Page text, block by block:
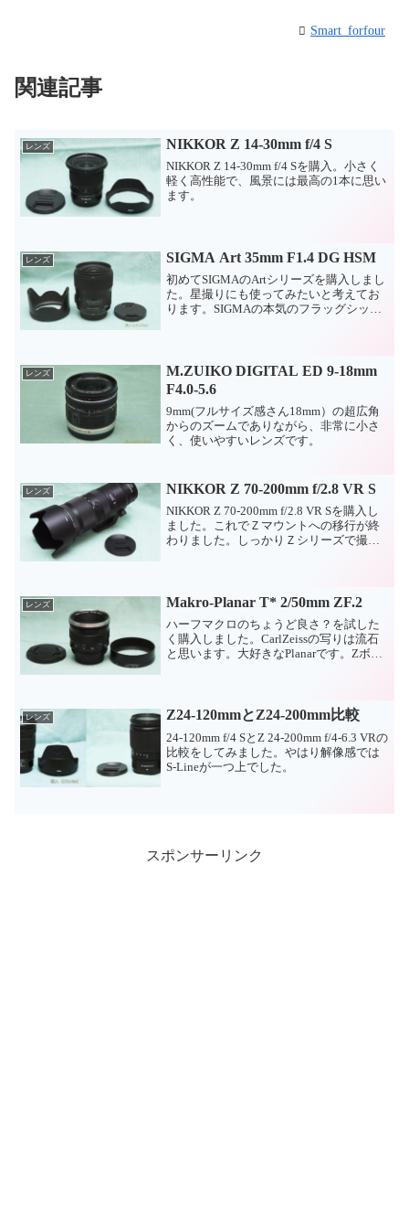
Smart_forfour
関連記事
レンズ NIKKOR Z 14-30mm f/4 S
NIKKOR Z 14-30mm f/4 Sを購入。小さく
軽く高性能で、風景には最高の1本に思い
ます。
レンズ SIGMA Art 35mm F1.4 DG HSM
初めてSIGMAのArtシリーズを購入しまし
た。星撮りにも使ってみたいと考えてお
ります。SIGMAの本気のフラッグシップ
レンズ
M.ZUIKO DIGITAL ED 9-18mm
F4.0-5.6
9mm(フルサイズ感さん18mm）の超広角
からのズームでありながら、非常に小さ
く、使いやすいレンズです。
レンズ NIKKOR Z 70-200mm f/2.8 VR S
NIKKOR Z 70-200mm f/2.8 VR Sを購入し
ました。これでＺマウントへの移行が終
わりました。しっかりＺシリーズで撮影
レンズ Makro-Planar T* 2/50mm ZF.2
ハーフマクロのちょうど良さ？を試した
く購入しました。CarlZeissの写りは流石
と思います。大好きなPlanarです。Zボデ
レンズ Z24-120mmとZ24-200mm比較
24-120mm f/4 SとZ 24-200mm f/4-6.3 VRの
比較をしてみました。やはり解像感では
S-Lineが一つ上でした。
スポンサーリンク